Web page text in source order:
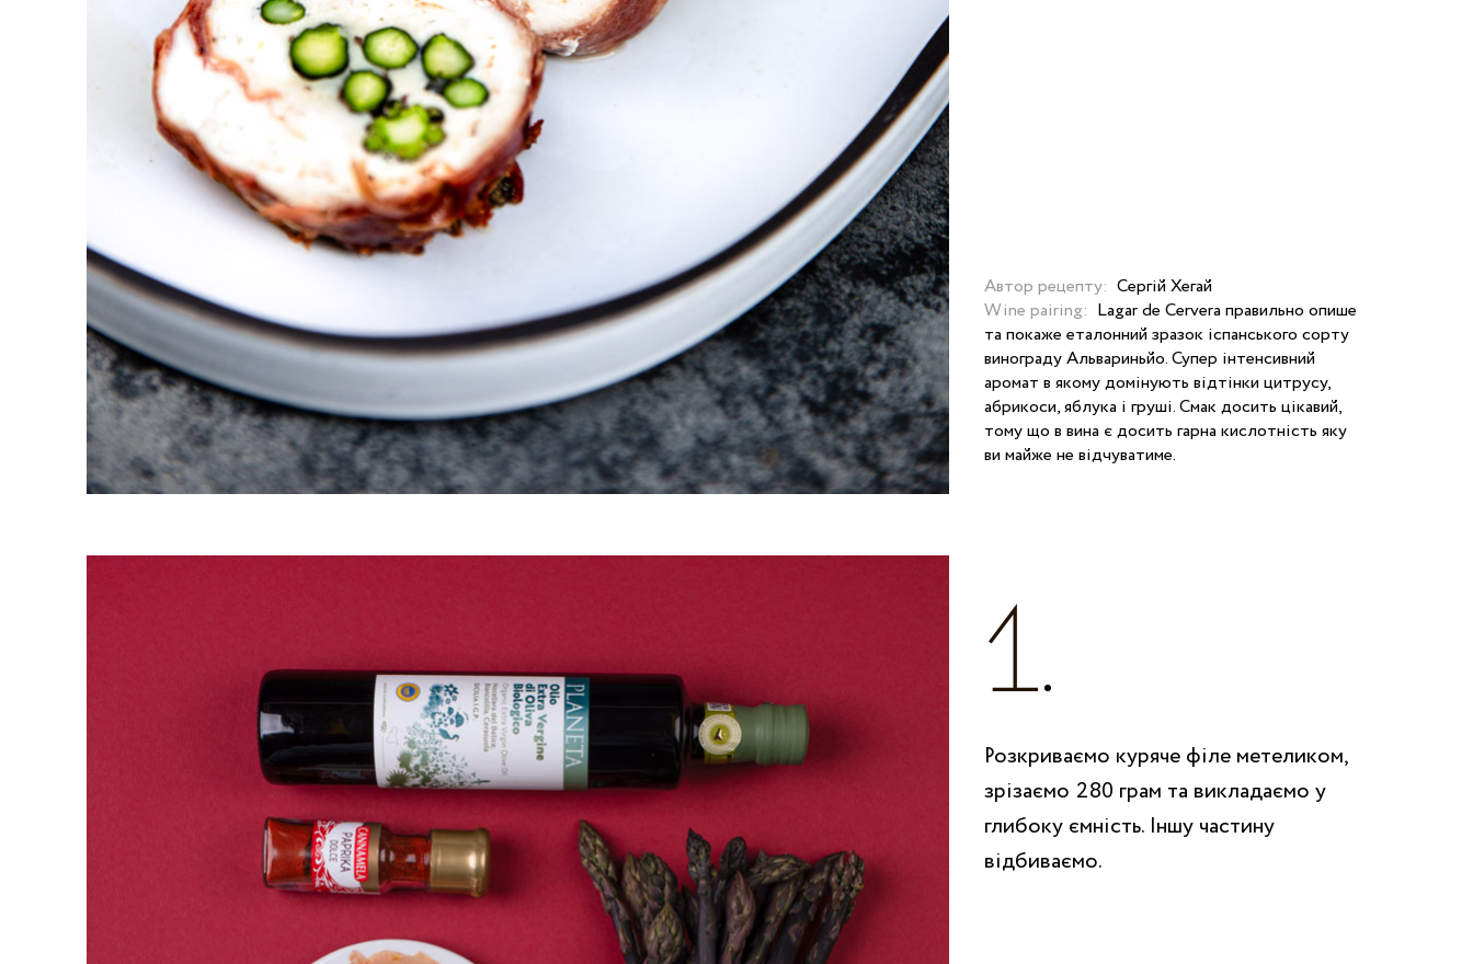
Автор рецепту: Сергій Хегай
Wine pairing: Lagar de Cervera правильно опише
та покаже еталонний зразок іспанського сорту
винограду Альвариньйо. Супер інтенсивний
аромат в якому домінують відтінки цитрусу,
абрикоси, яблука і груші. Смак досить цікавий,
тому що в вина є досить гарна кислотність яку
ви майже не відчуватиме.
Розкриваємо куряче філе метеликом,
зрізаємо 280 грам та викладаємо у
глибоку ємність. Іншу частину
відбиваємо.